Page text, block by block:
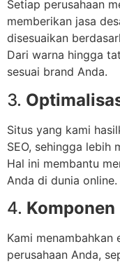
Setiap perusahaan
memberikan jasa
disesuaikan
Dari warna hingga
sesuai brand Anda.
3.
Situs yang kami
SEO, sehingga lebih
Hal ini membantu
Anda di dunia online.
4.
Kami
perusahaan Anda,